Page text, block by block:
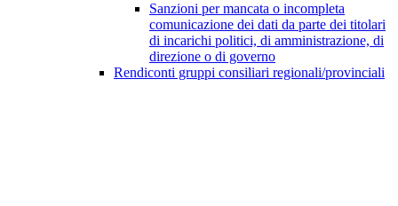
Sanzioni per mancata o incompleta
comunicazione dei dati da parte dei titolari
di incarichi politici, di amministrazione, di
direzione o di governo
Rendiconti gruppi consiliari regionali/provinciali